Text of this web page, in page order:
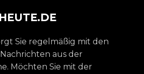
Sie regelmäßig mit den
aus der
Möchten Sie mit der